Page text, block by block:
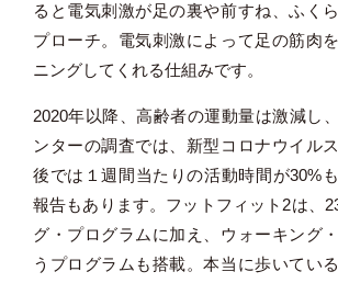
ると電気刺激が足の裏や前すね、ふく
プローチ。電気刺激によって足の筋肉
ニングしてくれる仕組みです。
2020年以降、高齢者の運動量は激減し
ンターの調査では、新型コロナウイル
後では１週間当たりの活動時間が30%
報告もあります。フットフィット2は、
グ・プログラムに加え、ウォーキング
うプログラムも搭載。本当に歩いてい